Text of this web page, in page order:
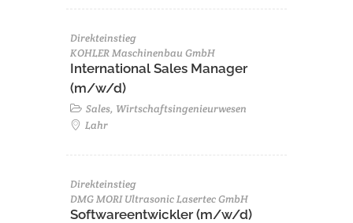
Direkteinstieg
KOHLER Maschinenbau GmbH
International Sales Manager
(m/w/d)
Sales, Wirtschaftsingenieurwesen
Lahr
Direkteinstieg
DMG MORI Ultrasonic Lasertec GmbH
Softwareentwickler (m/w/d)